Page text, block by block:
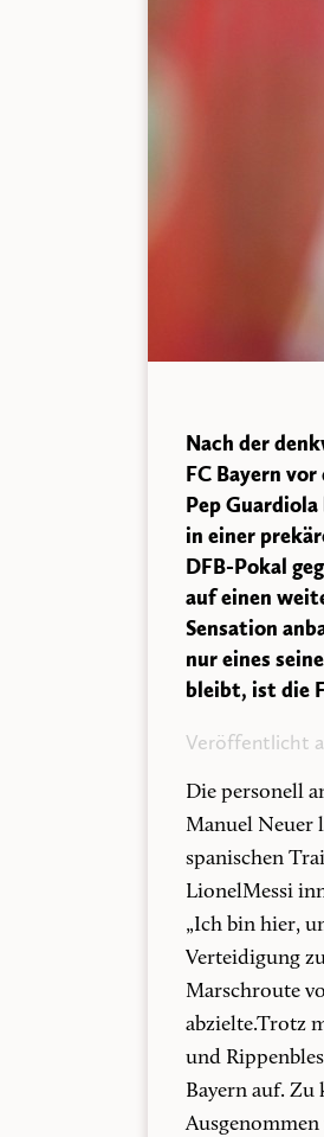
Nach der
FC Bayern
Pep
in einer
DFB-Pokal
auf einen
Sensation
nur eines
bleibt, ist die
Veröffentlicht
Die personell
Manuel Neuer
spanischen
LionelMessi
„Ich bin hier,
Verteidigung
Marschroute
abzielte.Trotz
und
Bayern auf. Zu